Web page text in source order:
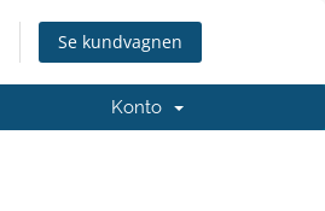
Se kundvagnen
Konto